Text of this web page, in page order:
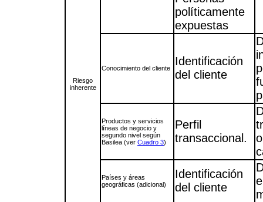
Riesgo
inherente
políticamente
expuestas
Conocimiento del cliente
Identificación
del cliente
Productos y servicios
líneas de negocio y
segundo nivel según
Basilea (ver Cuadro 3)
Perfil
transaccional.
Países y áreas
geográficas (adicional)
Identificación
del cliente